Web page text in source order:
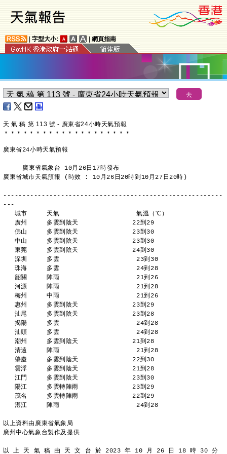
字型大小: 網頁指南
天 氣 稿 第 113 號 - 廣東省24小時天氣預報
＊ ＊ ＊ ＊ ＊ ＊ ＊ ＊ ＊ ＊ ＊ ＊ ＊ ＊ ＊ ＊ ＊ ＊ ＊ ＊
廣東省24小時天氣預報
     廣東省氣象台 10月26日17時發布
廣東省城市天氣預報 (時效 : 10月26日20時到10月27日20時)
---------------------------------------------------------
---
   城市     天氣                    氣溫（℃）
   廣州     多雲到陰天              22到29
   佛山     多雲到陰天              23到30
   中山     多雲到陰天              23到30
   東莞     多雲到陰天              24到30
   深圳     多雲                    23到30
   珠海     多雲                    24到28
   韶關     陣雨                    21到26
   河源     陣雨                    21到28
   梅州     中雨                    21到26
   惠州     多雲到陰天              23到29
   汕尾     多雲到陰天              23到28
   揭陽     多雲                    24到28
   汕頭     多雲                    24到28
   潮州     多雲到陰天              21到28
   清遠     陣雨                    21到28
   肇慶     多雲到陰天              22到30
   雲浮     多雲到陰天              21到28
   江門     多雲到陰天              23到30
   陽江     多雲轉陣雨              23到29
   茂名     多雲轉陣雨              22到29
   湛江     陣雨                    24到28
以上資料由廣東省氣象局
廣州中心氣象台製作及提供
以 上 天 氣 稿 由 天 文 台 於 2023 年 10 月 26 日 18 時 30 分